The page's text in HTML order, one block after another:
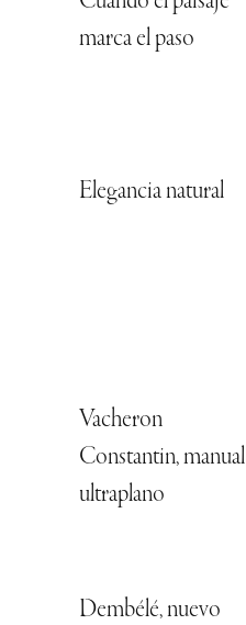
marca el paso
Elegancia natural
Vacheron
Constantin, manual
ultraplano
Dembélé, nuevo